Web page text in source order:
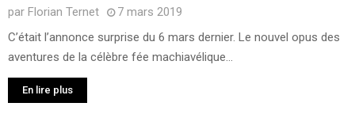
par Florian Ternet
7 mars 2019
C’était l’annonce surprise du 6 mars dernier. Le nouvel opus des
aventures de la célèbre fée machiavélique...
En lire plus